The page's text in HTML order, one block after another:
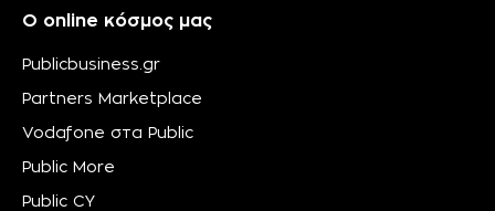
Ο online κόσμος μας
Publicbusiness.gr
Partners Marketplace
Vodafone στα Public
Public More
Public CY